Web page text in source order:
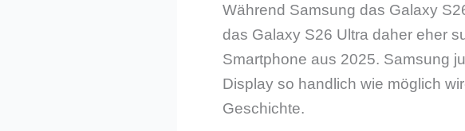
Während Samsung das Galaxy
das Galaxy S26 Ultra daher eher
Smartphone aus 2025. Samsung
Display so handlich wie möglich
Geschichte.